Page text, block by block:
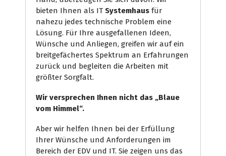
bieten Ihnen als IT Systemhaus für
nahezu jedes technische Problem eine
Lösung. Für Ihre ausgefallenen Ideen,
Wünsche und Anliegen, greifen wir auf ein
breitgefächertes Spektrum an Erfahrungen
zurück und begleiten die Arbeiten mit
größter Sorgfalt.
Wir versprechen Ihnen nicht das „Blaue
vom Himmel“.
Aber wir helfen Ihnen bei der Erfüllung
Ihrer Wünsche und Anforderungen im
Bereich der EDV und IT. Sie zeigen uns das